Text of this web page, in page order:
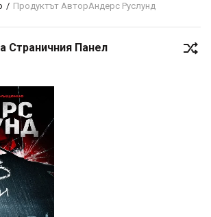
Продуктът АвторАндерс Руслунд
Страничния Панел